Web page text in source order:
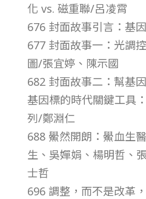
號
第
5
6
1
期
化 vs. 磁重聯/呂凌霄
676 封面故事引言：基
677 封面故事一：光調
圖/張宜婷、陳示國
682 封面故事二：幫基
基因標的時代關鍵工具
列/鄭淵仁
688 鱟然開朗：鱟血生
生、吳嬋娟、楊明哲、
士哲
696 調整，而不是改革